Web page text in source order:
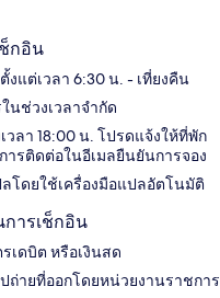
กอิน
แต่เวลา 6:30 น. - เที่ยงคืน
นช่วงเวลาจำกัด
ลา 18:00 น. โปรดแจ้งให้ที่พัก
รติดต่อในอีเมลยืนยันการจอง
โดยใช้เครื่องมือแปลอัตโนมัติ
ารเช็กอิน
เดบิต หรือเงินสด
ถ่ายที่ออกโดยหน่วยงานราชการ